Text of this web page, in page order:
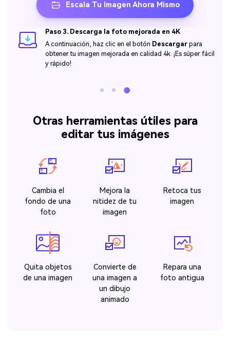
Paso 3. Descarga la foto mejorada en 4K
󠀰A continuación, haz clic en el botón Descargarpara
obtener tu imagen mejorada en calidad 4k.󠀲󠀡󠀡󠀣󠀡󠀨󠀢󠀦󠀥󠀳󠀰 ¡Es súper fácil
y rápido!
Escala Tu Imagen Ahora Mismo
Escala Tu Imagen Ahora Mismo
Escala Tu Imagen Ahora Mismo
Escala Tu Imagen Ahora Mismo
Escala Tu Imagen Ahora Mismo
Otras herramientas útiles para
editar tus imágenes
Cambia el
fondo de una
foto
Mejora la
nitidez de tu
imagen
Retoca tus
imagen
Quita objetos
de una imagen
Convierte de
una imagen a
un dibujo
animado
Repara una
foto antigua